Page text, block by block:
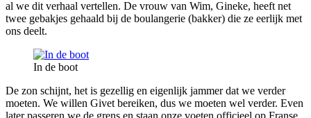
al we dit verhaal vertellen. De vrouw van Wim, Gineke, heeft net
twee gebakjes gehaald bij de boulangerie (bakker) die ze eerlijk met
ons deelt.
In de boot
De zon schijnt, het is gezellig en eigenlijk jammer dat we verder
moeten. We willen Givet bereiken, dus we moeten wel verder. Even
later passeren we de grens en staan onze voeten officieel op Franse